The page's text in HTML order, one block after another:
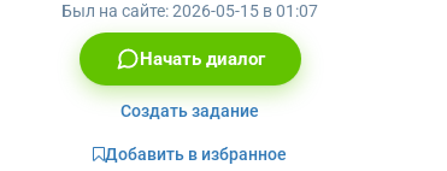
Был на сайте:2026-05-15 в 01:07
Начать диалог
Создать задание
Добавить в избранное